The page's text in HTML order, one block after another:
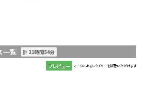
一覧 計 21時間54分
プレビュー マークのあるレクチャーを試聴いただけます